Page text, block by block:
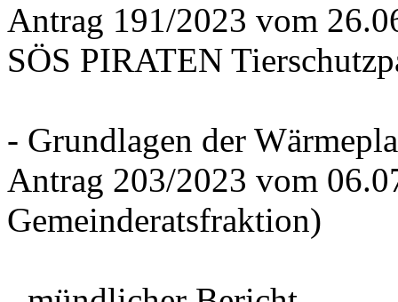
Antrag 191/2023 vom
SÖS PIRATEN
- Grundlagen der
Antrag 203/2023 vom
Gemeinderatsfraktion)